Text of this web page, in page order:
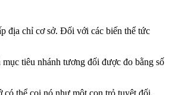
địa chỉ cơ sở. Đối với các biến thể tức
tiêu nhánh tương đối được đo bằng số